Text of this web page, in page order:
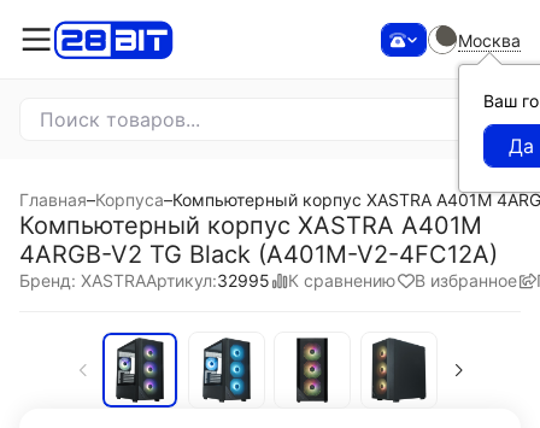
Москва
Ваш
Главная–Корпуса–Компьютерный корпус XASTRA A401M
Компьютерный корпус XASTRA A401M
4ARGB-V2 TG Black (A401M-V2-4FC12A)
Бренд: XASTRAАртикул:32995 К сравнению В избранное